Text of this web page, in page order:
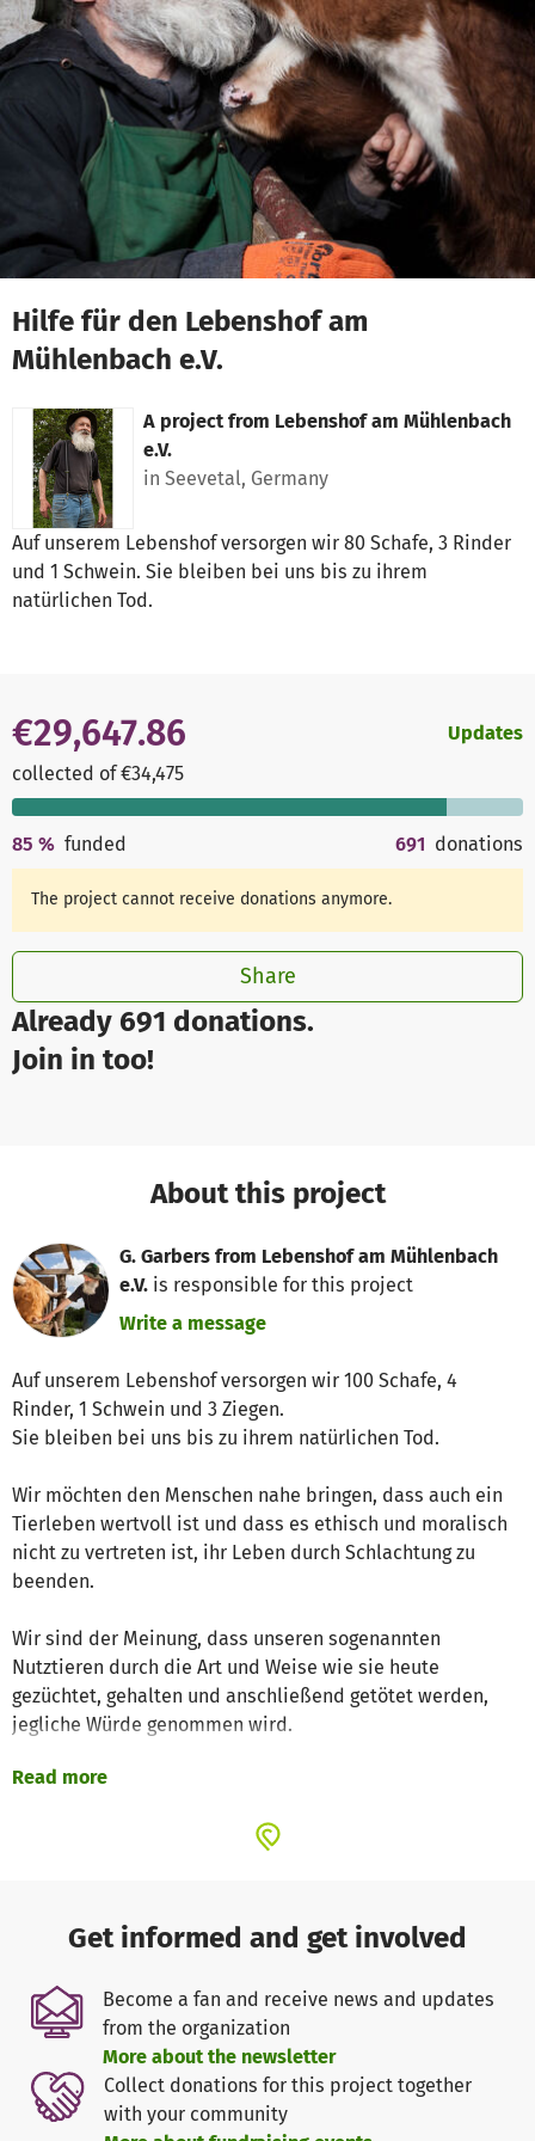
Skip to main content
Show accessibility statement
Hilfe für den Lebenshof am
Mühlenbach e.V.
A project from Lebenshof am Mühlenbach
e.V.
in Seevetal, Germany
Auf unserem Lebenshof versorgen wir 80 Schafe, 3 Rinder
und 1 Schwein. Sie bleiben bei uns bis zu ihrem
natürlichen Tod.
Already 691 donations.
Join in too!
€29,647.86
collected of €34,475
Updates
85 % funded 691 donations
The project cannot receive donations anymore.
Share
About this project
G. Garbers from Lebenshof am Mühlenbach
e.V. is responsible for this project
Write a message
Auf unserem Lebenshof versorgen wir 100 Schafe, 4
Rinder, 1 Schwein und 3 Ziegen.
Sie bleiben bei uns bis zu ihrem natürlichen Tod.
Wir möchten den Menschen nahe bringen, dass auch ein
Tierleben wertvoll ist und dass es ethisch und moralisch
nicht zu vertreten ist, ihr Leben durch Schlachtung zu
beenden.
Wir sind der Meinung, dass unseren sogenannten
Nutztieren durch die Art und Weise wie sie heute
gezüchtet, gehalten und anschließend getötet werden,
jegliche Würde genommen wird.
Die Achtung vor den Tieren ist den meisten Menschen
Die Ausnahmen betreffen unsere Haustiere, die im
Der einzige Weg, dem Elend der Nutztiere ein Ende zu
setzen, ist der Verzicht auf Fleisch, Erzeugnissen aus Milch
und allen weiteren tierischen Produkten.
3 Rinder:
Schmusi war ein Highland Bulle, der seinen Besitzer
angegriffen und lebensgefährlich verletzt hatte. 4 Stunden
Read more
Get informed and get involved
Become a fan and receive news and updates
from the organization
More about the newsletter
Collect donations for this project together
with your community